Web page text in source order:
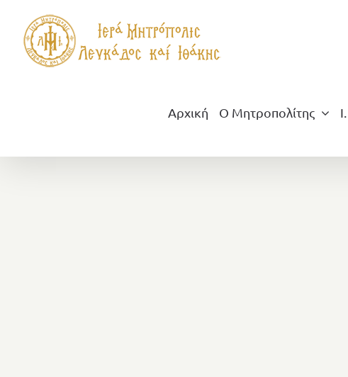
περιεχόμενο
Αρχική Ο Μητροπολίτης